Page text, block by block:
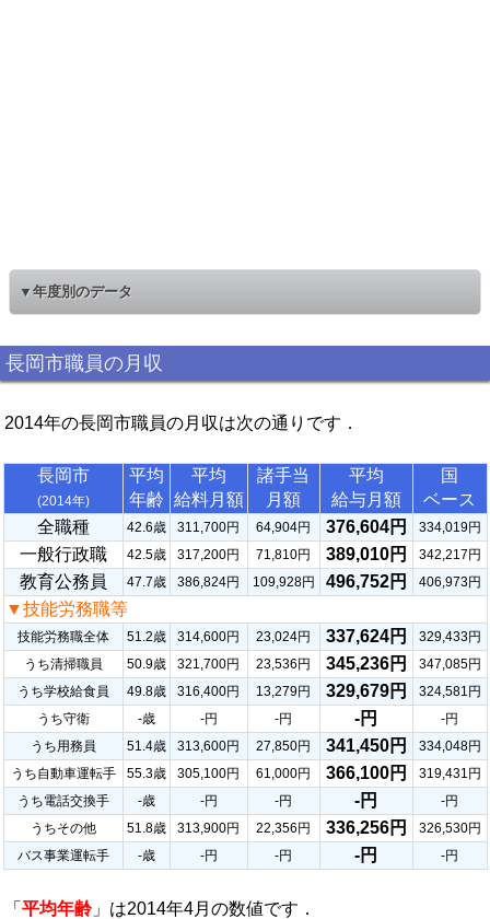
▼年度別のデータ
長岡市職員の月収
2014年の長岡市職員の月収は次の通りです．
長岡市
(2014年)
平均
年齢
平均
給料月額
諸手当
月額
平均
給与月額
国
ベース
全職種
42.6歳 311,700円 64,904円 376,604円 334,019円
一般行政職 42.5歳 317,200円 71,810円 389,010円 342,217円
教育公務員 47.7歳 386,824円 109,928円 496,752円 406,973円
▼技能労務職等
技能労務職全体 51.2歳 314,600円 23,024円 337,624円
329,433円
うち清掃職員
50.9歳 321,700円 23,536円 345,236円
347,085円
うち学校給食員
49.8歳 316,400円 13,279円 329,679円
324,581円
うち守衛
-歳 -円 -円 -円
-円
うち用務員
51.4歳 313,600円 27,850円 341,450円
334,048円
うち自動車運転手
55.3歳 305,100円 61,000円 366,100円
319,431円
うち電話交換手
-歳 -円 -円 -円
-円
うちその他
51.8歳 313,900円 22,356円 336,256円
326,530円
バス事業運転手
-歳 -円 -円 -円 -円
「 平均年齢 」は2014年4月の数値です．